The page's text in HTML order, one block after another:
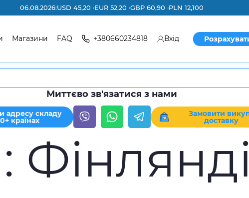
06.08.2026:USD 45,20 ·EUR 52,20 ·GBP 60,90 ·PLN 12,100
Магазини FAQ +380660234818 Вхід
Миттєво зв'язатися з нами
адресу складу
країнах
Замовити
доставку